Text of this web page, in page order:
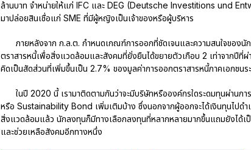
ล้านบาท จำหน่ายให้แก่ IFC และ DEG (Deutsche Investitions und
มาปล่อยสินเชื่อแก่ SME ที่มีผู้หญิงเป็นเจ้าของหรือผู้บริหาร
ภายหลังจาก ก.ล.ต. กำหนดเกณฑ์การออกที่ชัดเจนและความสนใจของ
ตราสารหนี้เพื่อสิ่งแวดล้อมและสังคมที่ยั่งยืนได้ขยายตัวเกือบ 2 เท่าจากปีที่
คิดเป็นสัดส่วนที่เพิ่มขึ้นเป็น 2.7% ของมูลค่าการออกตราสารหนี้ภาคเอกชนร
ในปี 2020 นี้ เรามาติดตามกันว่าจะมีบริษัทหรือองค์กรใดระดมทุนผ่าน
หรือ Sustainability Bond เพิ่มเติมบ้าง ซึ่งนอกจากผู้ออกจะได้เงินทุนไปดำ
สิ่งแวดล้อมแล้ว นักลงทุนก็มีทางเลือกลงทุนที่หลากหลายมากขึ้นแถมยังได้เ
และช่วยเหลือสังคมอีกทางหนึ่ง